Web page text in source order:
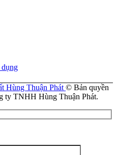
© Bản quyền
ty TNHH Hùng Thuận Phát.